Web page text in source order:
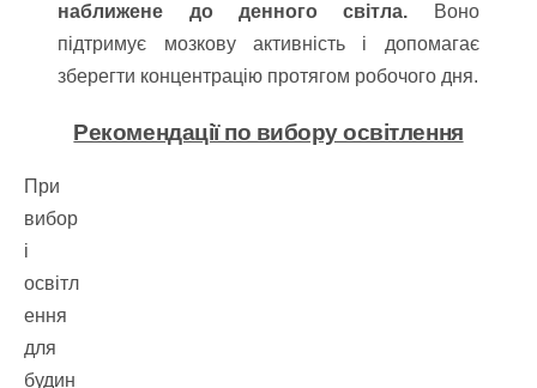
наближене до денного світла. Воно
підтримує мозкову активність і допомагає
зберегти концентрацію протягом робочого дня.
Рекомендації по вибору освітлення
При
вибор
і
освітл
ення
для
будин